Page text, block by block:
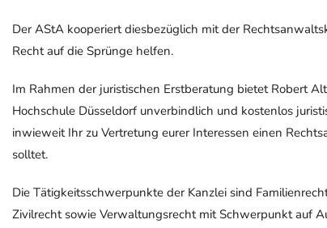
Der AStA kooperiert diesbezüglich mit der
Recht auf die Sprünge helfen.
Im Rahmen der juristischen Erstberatung bietet Robert
Hochschule Düsseldorf unverbindlich und kostenlos
inwieweit Ihr zu Vertretung eurer Interessen einen
solltet.
Die Tätigkeitsschwerpunkte der Kanzlei sind
Zivilrecht sowie Verwaltungsrecht mit Schwerpunkt auf